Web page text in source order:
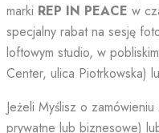
marki REP IN PEACE w
specjalny rabat na sesję
loftowym studio, w
Center, ulica Piotrkowska)
Jeżeli Myślisz o
prywatne lub biznesowe)